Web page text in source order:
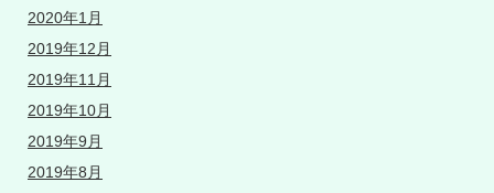
2020年1月
2019年12月
2019年11月
2019年10月
2019年9月
2019年8月